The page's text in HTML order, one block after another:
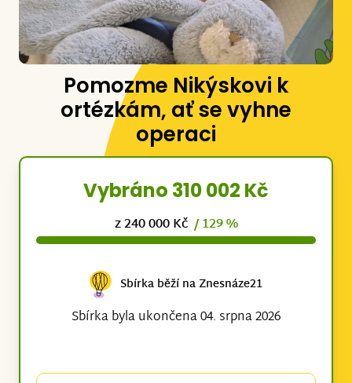
Pomozme Nikýskovi k
ortézkám, ať se vyhne
operaci
Vybráno 310 002 Kč
z 240 000 Kč / 129 %
Sbírka běží na Znesnáze21
Sbírka byla ukončena 04. srpna 2026